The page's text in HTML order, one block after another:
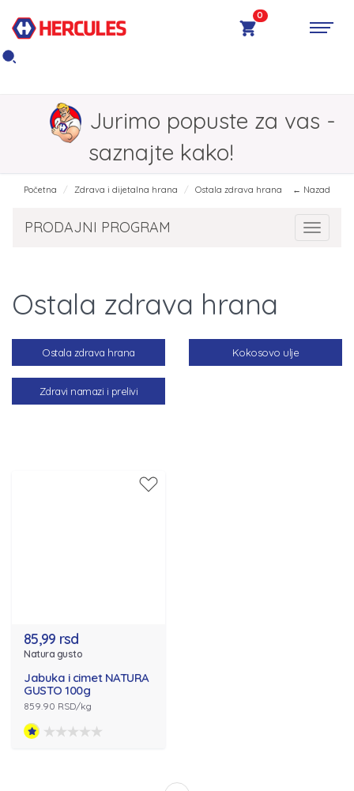
0
Jurimo popuste za vas -
saznajte kako!
Početna Zdrava i dijetalna hrana Ostala zdrava hrana ← Nazad
Toggle
PRODAJNI PROGRAM
Ostala zdrava hrana
Ostala zdrava hrana Kokosovo ulje
Zdravi namazi i prelivi
85,99 rsd
Natura gusto
Jabuka i cimet NATURA
GUSTO 100g
859.90 RSD/kg